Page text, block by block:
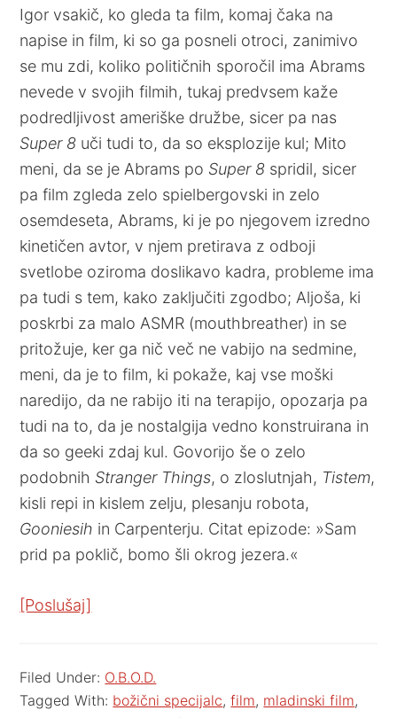
Igor vsakič, ko gleda ta film, komaj čaka na
napise in film, ki so ga posneli otroci, zanimivo
se mu zdi, koliko političnih sporočil ima Abrams
nevede v svojih filmih, tukaj predvsem kaže
podredljivost ameriške družbe, sicer pa nas
Super 8 uči tudi to, da so eksplozije kul; Mito
meni, da se je Abrams po Super 8 spridil, sicer
pa film zgleda zelo spielbergovski in zelo
osemdeseta, Abrams, ki je po njegovem izredno
kinetičen avtor, v njem pretirava z odboji
svetlobe oziroma doslikavo kadra, probleme ima
pa tudi s tem, kako zaključiti zgodbo; Aljoša, ki
poskrbi za malo ASMR (mouthbreather) in se
pritožuje, ker ga nič več ne vabijo na sedmine,
meni, da je to film, ki pokaže, kaj vse moški
naredijo, da ne rabijo iti na terapijo, opozarja pa
tudi na to, da je nostalgija vedno konstruirana in
da so geeki zdaj kul. Govorijo še o zelo
podobnih Stranger Things, o zloslutnjah, Tistem,
kisli repi in kislem zelju, plesanju robota,
Gooniesih in Carpenterju. Citat epizode: »Sam
prid pa poklič, bomo šli okrog jezera.«
[Poslušaj]
Filed Under: O.B.O.D.
Tagged With: božični specijalc,film, mladinski film,